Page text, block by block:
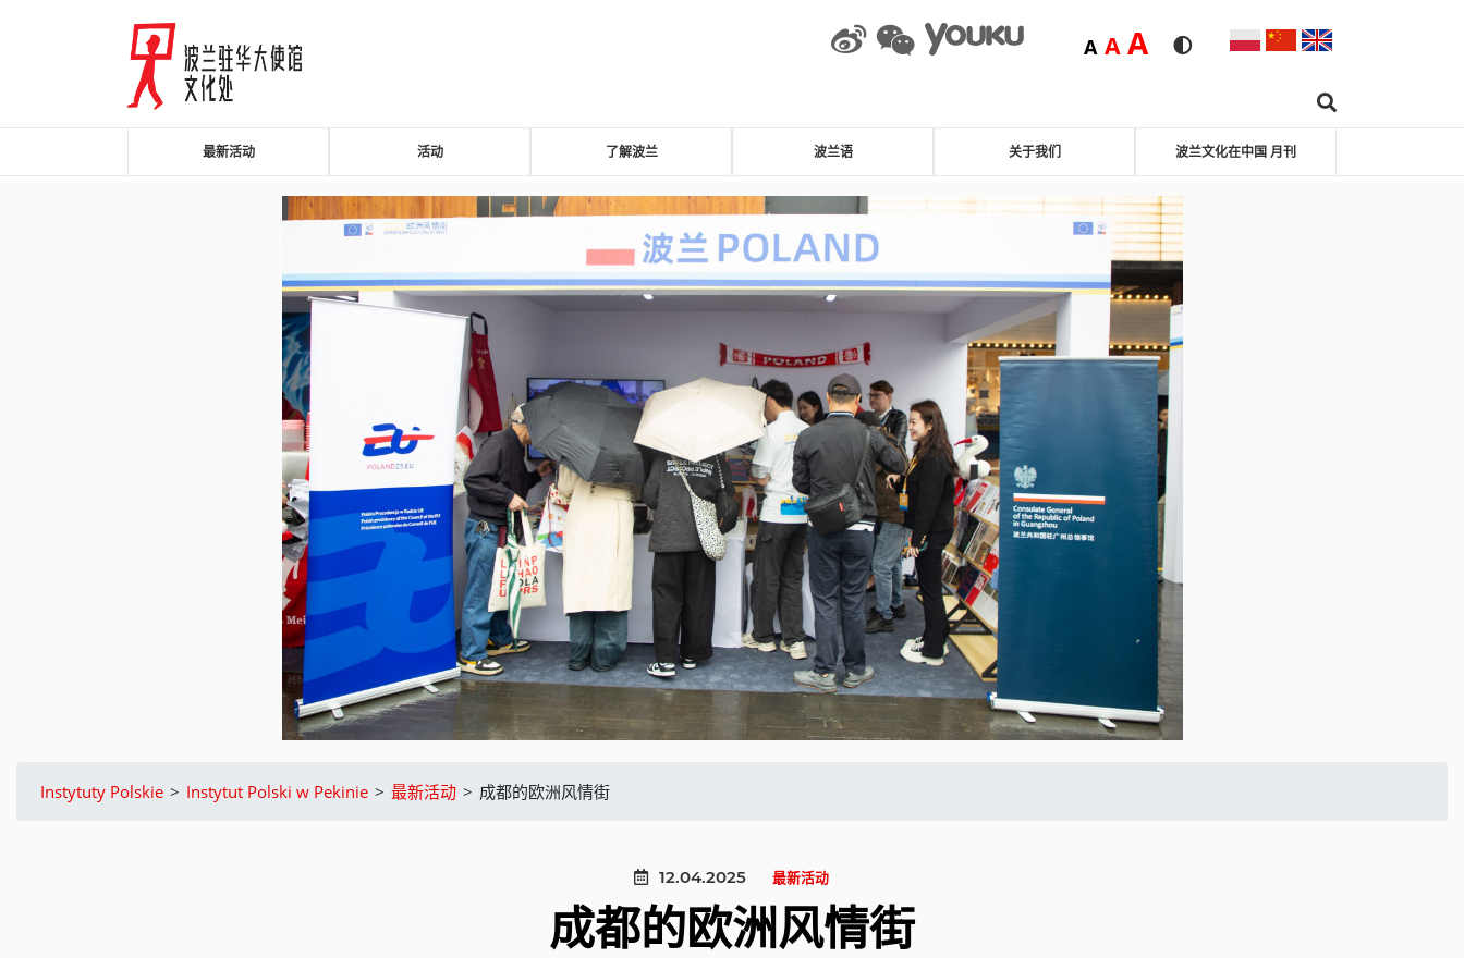
Rozmiar czcionki
ADomyślna
AŚrednia
ADużaWersja kontrastowa
最新活动 活动 了解波兰 波兰语 关于我们 波兰文化在中国 月刊
Instytuty Polskie > Instytut Polski w Pekinie > 最新活动 > 成都的欧洲风情街
12.04.2025 最新活动
成都的欧洲风情街